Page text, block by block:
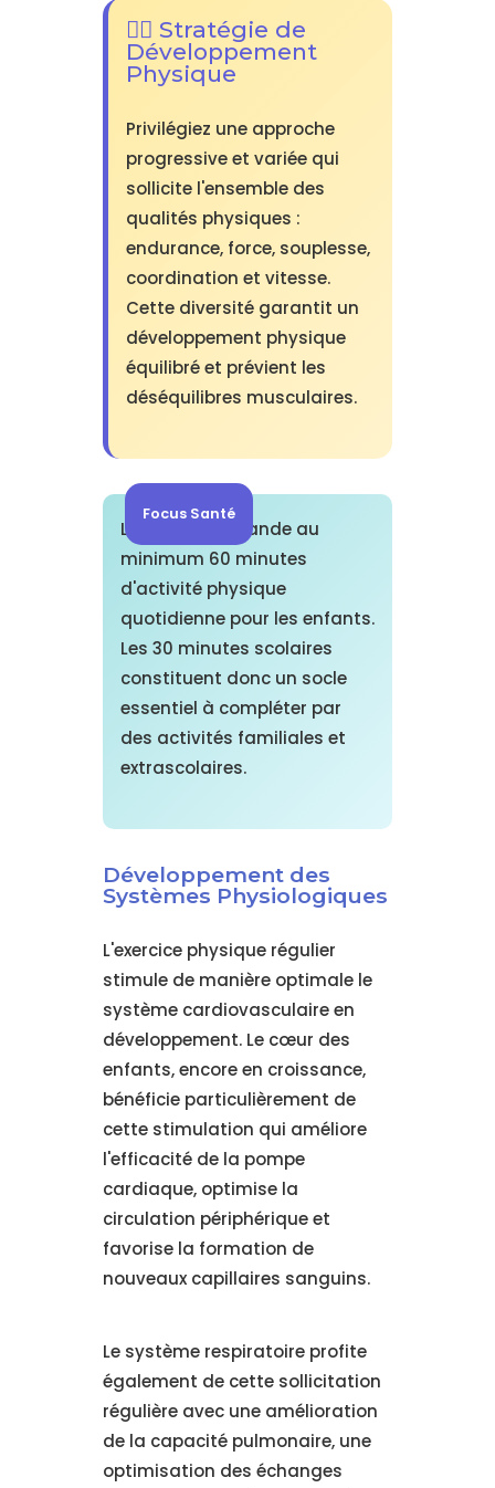
🏃‍♂️ Stratégie de
Développement
Physique
Privilégiez une approche
progressive et variée qui
sollicite l'ensemble des
qualités physiques :
endurance, force, souplesse,
coordination et vitesse.
Cette diversité garantit un
développement physique
équilibré et prévient les
déséquilibres musculaires.
Focus Santé
L'OMS recommande au
minimum 60 minutes
d'activité physique
quotidienne pour les enfants.
Les 30 minutes scolaires
constituent donc un socle
essentiel à compléter par
des activités familiales et
extrascolaires.
Développement des
Systèmes Physiologiques
L'exercice physique régulier
stimule de manière optimale le
système cardiovasculaire en
développement. Le cœur des
enfants, encore en croissance,
bénéficie particulièrement de
cette stimulation qui améliore
l'efficacité de la pompe
cardiaque, optimise la
circulation périphérique et
favorise la formation de
nouveaux capillaires sanguins.
Le système respiratoire profite
également de cette sollicitation
régulière avec une amélioration
de la capacité pulmonaire, une
optimisation des échanges